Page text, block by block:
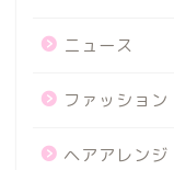
ニュース
ファッション
ヘアアレンジ